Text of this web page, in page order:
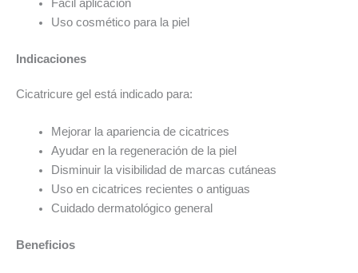
Fácil aplicación
Uso cosmético para la piel
Indicaciones
Cicatricure gel está indicado para:
Mejorar la apariencia de cicatrices
Ayudar en la regeneración de la piel
Disminuir la visibilidad de marcas cutáneas
Uso en cicatrices recientes o antiguas
Cuidado dermatológico general
Beneficios